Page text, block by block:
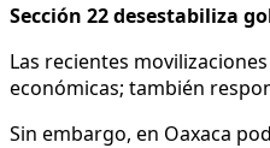
Sección 22 desestabiliza
Las recientes
económicas; también
Sin embargo, en Oaxaca